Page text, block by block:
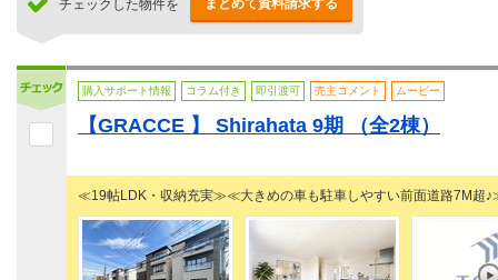
チェックした物件を まとめて資料請求する
購入サポート情報 コラム付き 即引渡可 売主コメント ムービー
【GRACCE 】 Shirahata 9期 （全2棟）
≪19帖LDK・収納充実≫≪大きめの車も駐車しやすい前面道路7M超